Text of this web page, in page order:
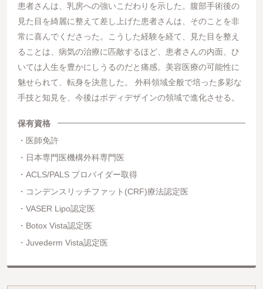
患者さんは、乳房への強いこだわりを示した。腹部手術後の
見た目を綺麗に整えて差し上げた患者さんは、そのことを非
常に喜んでくださった。こうした経験を経て、見た目を整え
ることは、病気の治療に匹敵するほど、患者さんの内面、ひ
いては人生を豊かにしうるのだと痛感。美容医療の可能性に
魅せられて、転身を決意した。 外科領域全般で培った多彩な
手技と知見を、今後はボディデザインの領域で進化させる。
保有資格
医師免許
日本専門医機構外科専門医
ACLS/PALS プロバイダー取得
コンデンスリッチファット(CRF)療法認定医
VASER Lipo認定医
Botox Vista認定医
Juvederm Vista認定医